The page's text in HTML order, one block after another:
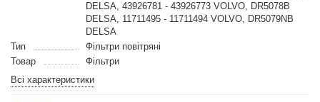
DELSA, 43926781 - 43926773 VOLVO, DR5078B
DELSA, 11711495 - 11711494 VOLVO, DR5079NB
DELSA
Тип
Фільтри повітряні
Товар
Фільтри
Всі характеристики